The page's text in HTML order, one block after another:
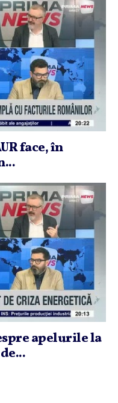
face, în
apelurile la